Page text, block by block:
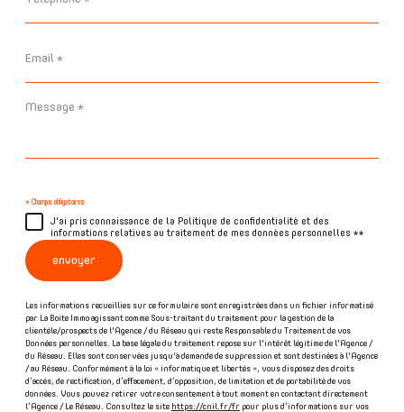
*
*
Message
* Champs obligatoires
J'ai pris connaissance de la Politique de confidentialité et des
informations relatives au traitement de mes données personnelles **
envoyer
Les informations recueillies sur ce formulaire sont enregistrées dans un fichier informatisé
par La Boite Immo agissant comme Sous-traitant du traitement pour la gestion de la
clientèle/prospects de l'Agence / du Réseau qui reste Responsable du Traitement de vos
Données personnelles. La base légale du traitement repose sur l'intérêt légitime de l'Agence /
du Réseau. Elles sont conservées jusqu'à demande de suppression et sont destinées à l'Agence
/ au Réseau. Conformément à la loi « informatique et libertés », vous disposez des droits
d’accès, de rectification, d’effacement, d’opposition, de limitation et de portabilité de vos
données. Vous pouvez retirer votre consentement à tout moment en contactant directement
l’Agence / Le Réseau. Consultez le site https://cnil.fr/fr pour plus d’informations sur vos